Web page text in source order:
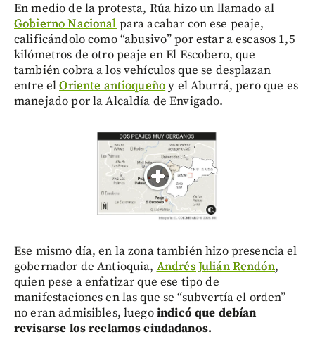
En medio de la protesta, Rúa hizo un llamado al
Gobierno Nacional para acabar con ese peaje,
calificándolo como “abusivo” por estar a escasos 1,5
kilómetros de otro peaje en El Escobero, que
también cobra a los vehículos que se desplazan
entre elOriente antioqueñoy el Aburrá, pero que es
manejado por la Alcaldía de Envigado.
Ese mismo día, en la zona también hizo presencia el
gobernador de Antioquia, Andrés Julián Rendón,
quien pese a enfatizar que ese tipo de
manifestaciones en las que se “subvertía el orden”
no eran admisibles, luegoindicó que debían
revisarse los reclamos ciudadanos.